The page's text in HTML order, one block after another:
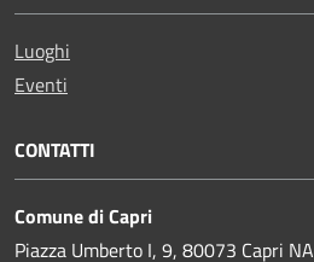
Luoghi
Eventi
CONTATTI
Comune di Capri
Piazza Umberto I, 9, 80073 Capri NA